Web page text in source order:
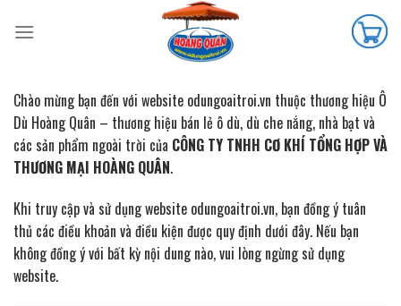
Chào mừng bạn đến với website odungoaitroi.vn thuộc thương hiệu Ô
Dù Hoàng Quân – thương hiệu bán lẻ ô dù, dù che nắng, nhà bạt và
các sản phẩm ngoài trời của CÔNG TY TNHH CƠ KHÍ TỔNG HỢP VÀ
THƯƠNG MẠI HOÀNG QUÂN.
Khi truy cập và sử dụng website odungoaitroi.vn, bạn đồng ý tuân
thủ các điều khoản và điều kiện được quy định dưới đây. Nếu bạn
không đồng ý với bất kỳ nội dung nào, vui lòng ngừng sử dụng
website.